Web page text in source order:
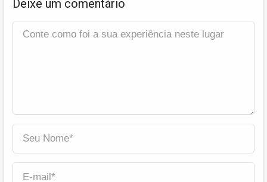
Deixe um comentário